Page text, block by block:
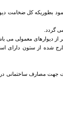
نمود بطوریکه کل ضخامت
شده از ستون دارای
جهت مصارف ساختمانی در